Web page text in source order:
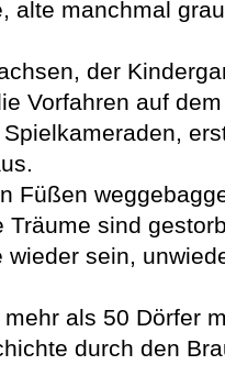
alte manchmal
der
Vorfahren auf
Füßen
Träume sind
wieder sein,
als 50 Dörfer
durch den